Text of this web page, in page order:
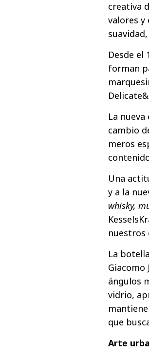
creativa
valores y
Desde
forman
La
cambio
meros
Una
y a la
whisky,
nuestros
La
Giacomo
ángulos
vidrio,
que
Arte